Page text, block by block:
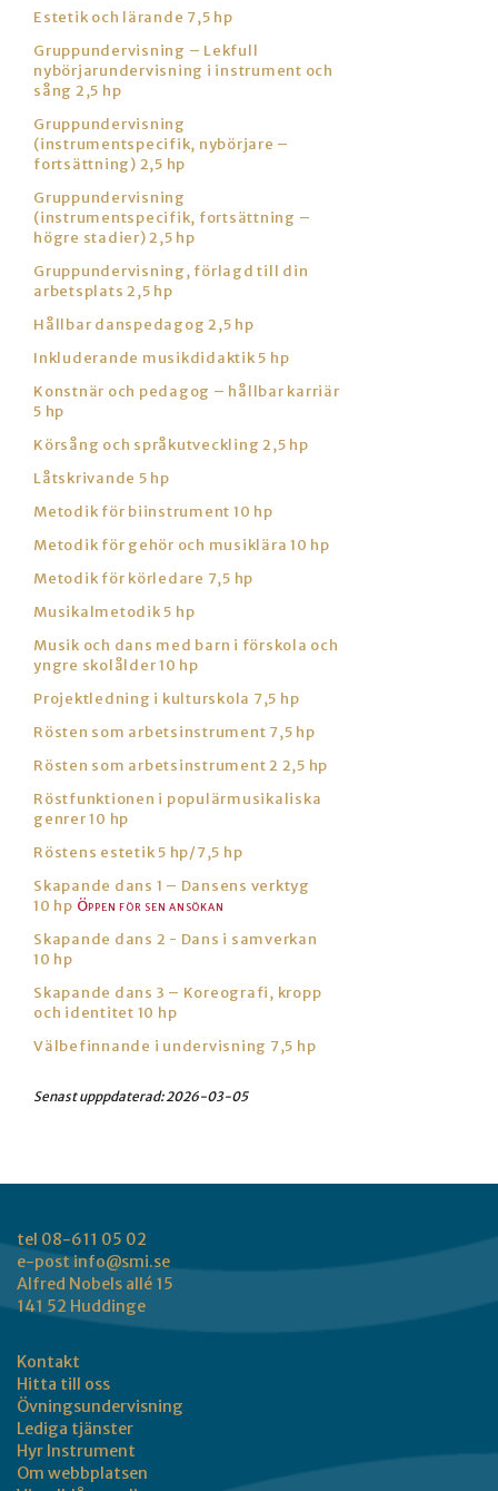
Estetik och lärande 7,5 hp
Gruppundervisning – Lekfull
nybörjarundervisning i instrument och
sång 2,5 hp
Gruppundervisning
(instrumentspecifik, nybörjare –
fortsättning) 2,5 hp
Gruppundervisning
(instrumentspecifik, fortsättning –
högre stadier) 2,5 hp
Gruppundervisning, förlagd till din
arbetsplats 2,5 hp
Hållbar danspedagog 2,5 hp
Inkluderande musikdidaktik 5 hp
Konstnär och pedagog – hållbar karriär
5 hp
Körsång och språkutveckling 2,5 hp
Låtskrivande 5 hp
Metodik för biinstrument 10 hp
Metodik för gehör och musiklära 10 hp
Metodik för körledare 7,5 hp
Musikalmetodik 5 hp
Musik och dans med barn i förskola och
yngre skolålder 10 hp
Projektledning i kulturskola 7,5 hp
Rösten som arbetsinstrument 7,5 hp
Rösten som arbetsinstrument 2 2,5 hp
Röstfunktionen i populärmusikaliska
genrer 10 hp
Röstens estetik 5 hp/7,5 hp
Skapande dans 1 – Dansens verktyg
10 hp
Skapande dans 2 - Dans i samverkan
10 hp
Skapande dans 3 – Koreografi, kropp
och identitet 10 hp
Välbefinnande i undervisning 7,5 hp
Senast upppdaterad:2026-03-05
tel 08-611 05 02
e-postinfo@smi.se
Alfred Nobels allé 15
141 52 Huddinge
Kontakt
Hitta till oss
Övningsundervisning
Lediga tjänster
Hyr Instrument
Om webbplatsen